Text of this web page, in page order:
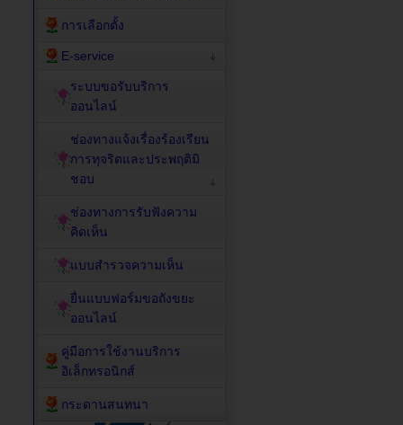
การเลือกตั้ง
E-service
ระบบขอรับบริการ
ออนไลน์
ช่องทางแจ้งเรื่องร้องเรียน
การทุจริตและประพฤติมิ
ชอบ
ช่องทางการรับฟังความ
คิดเห็น
แบบสำรวจความเห็น
ยื่นแบบฟอร์มขอถังขยะ
ออนไลน์
คู่มือการใช้งานบริการ
อิเล็กทรอนิกส์
กระดานสนทนา